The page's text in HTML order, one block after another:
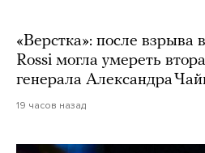
«Верстка»: после взрыва
Rossi могла умереть
генерала Александра
19 часов назад